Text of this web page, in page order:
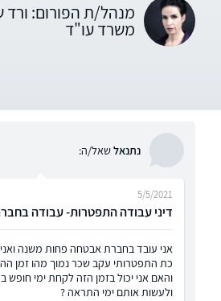
מנהל/ת הפורום: ורד
משרד עו"ד
נתנאלשאל/ה:
דיני עבודה התפטרות- עבודה
5/5/2021
אני עובד בחברת אבטחה פחות משנה ואני
כת התפטרותי עקב שכר נמוך מהו זמן
והאם אני יכול בזמן הזה לקחת ימי חופש
ולעשות אותם ימי התראה ?